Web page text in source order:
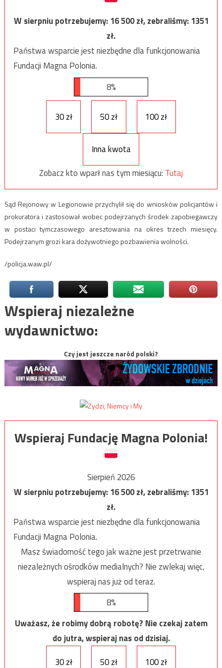
W sierpniu potrzebujemy:16 500zł, zebraliśmy:1351
zł.
Państwa wsparcie jest niezbędne dla funkcjonowania
Fundacji Magna Polonia.
8%
30 zł 50 zł 100 zł
Inna kwota
Zobacz kto wparł nas tym miesiącu: Tutaj
Sąd Rejonowy w Legionowie przychylił się do wniosków policjantów i
prokuratora i zastosował wobec podejrzanych środek zapobiegawczy
w postaci tymczasowego aresztowania na okres trzech miesięcy.
Podejrzanym grozi kara dożywotniego pozbawienia wolności.
/policja.waw.pl/
Wspieraj niezależne
wydawnictwo:
Czy jest jeszcze naród polski?
Wspieraj Fundację Magna Polonia!
Sierpień 2026
W sierpniu potrzebujemy:16 500zł, zebraliśmy:1351
zł.
Państwa wsparcie jest niezbędne dla funkcjonowania
Fundacji Magna Polonia.
Masz świadomość tego jak ważne jest przetrwanie
niezależnych ośrodków medialnych? Nie zwlekaj więc,
wspieraj nas już od teraz.
8%
Uważasz, że robimy dobrą robotę? Nie czekaj zatem
do jutra, wspieraj nas od dzisiaj.
30 zł
50 zł 100 zł